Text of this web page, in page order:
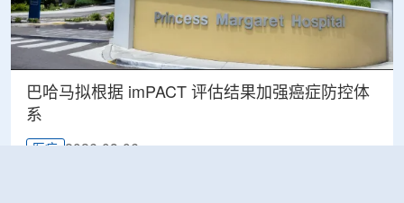
巴哈马拟根据 imPACT 评估结果加强癌症防控体
系
医疗 2026-08-06